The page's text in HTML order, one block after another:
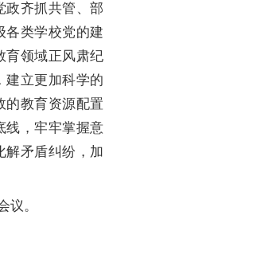
政齐抓共管、部
各类学校党的建
育领域正风肃纪
建立更加科学的
的教育资源配置
线，牢牢掌握意
解矛盾纠纷，加
。